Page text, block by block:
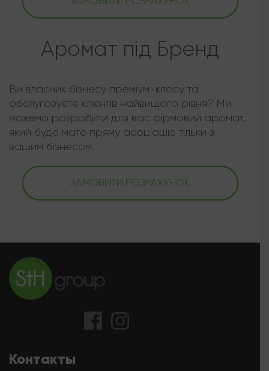
Аромат під Бренд
Ви власник бізнесу преміум-класу та
обслуговуєте клієнтів найвищого рівня? Ми
можемо розробити для вас фірмовий аромат,
який буде мате пряму асоціацію тільки з
вашим бізнесом.
ЗАМОВИТИ РОЗРАХУНОК
Контакты